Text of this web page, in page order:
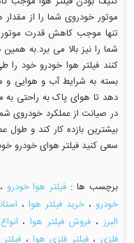
موتور خودروی شما را از
تنها موجب کاهش قدرت
شما را نیز بالا می برد.به
کنند فیلتر هوا خودرو خود
بسته به شرایط آب و هوایی و
دهد تا هوای پاک به راحتی به
در صیانت از عملکرد خودروی
بیشترین بازده کار کند و طول
سعی کنید فیلتر هوای خودرو
برچسب ها : فیلتر هوا خودرو ،
خودرو ،خرید فیلتر هوا،
البرز ، فروش فیلتر هوا ،
فلزی ،فیلتر فلزی هوا ،